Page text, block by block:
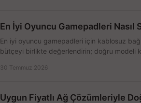
En İyi Oyuncu Gamepadleri Nasıl
En iyi oyuncu gamepadleri için kablosuz
bütçeyi birlikte değerlendirin; doğru modeli
30 Temmuz 2026
Uygun Fiyatlı Ağ Çözümleriyle